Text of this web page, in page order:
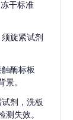
干标准
旋紧试剂
酶标板
景。
剂，洗板
测失效。